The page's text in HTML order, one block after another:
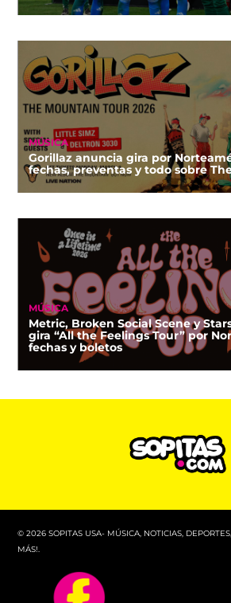
MÚSICA
Gorillaz anuncia gira por
fechas, preventas y todo sobre
MÚSICA
Metric, Broken Social Scene y
gira “All the Feelings Tour” por
fechas y boletos
© 2026 SOPITAS USA- MÚSICA, NOTICIAS,
MÁS!.